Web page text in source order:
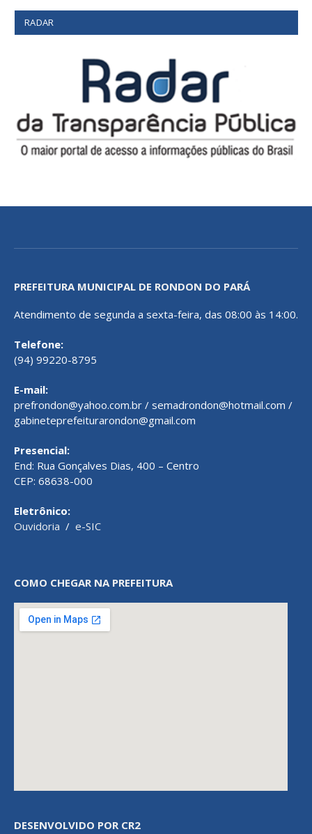
RADAR
PREFEITURA MUNICIPAL DE RONDON DO PARÁ
Atendimento de segunda a sexta-feira, das 08:00 às 14:00.
Telefone:
(94) 99220-8795
E-mail:
prefrondon@yahoo.com.br / semadrondon@hotmail.com /
gabineteprefeiturarondon@gmail.com
Presencial:
End: Rua Gonçalves Dias, 400 – Centro
CEP: 68638-000
Eletrônico:
Ouvidoria / e-SIC
COMO CHEGAR NA PREFEITURA
DESENVOLVIDO POR CR2